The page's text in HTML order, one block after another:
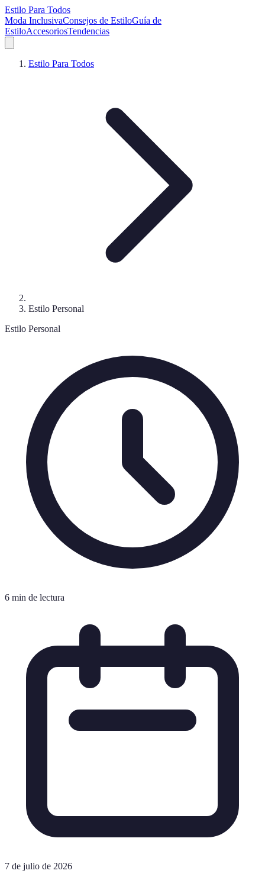
Estilo Para Todos
Moda InclusivaConsejos de EstiloGuía de
EstiloAccesoriosTendencias
Estilo Para Todos
Estilo Personal
Estilo Personal
6 min de lectura
7 de julio de 2026